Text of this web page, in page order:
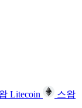
Litecoin
스왑